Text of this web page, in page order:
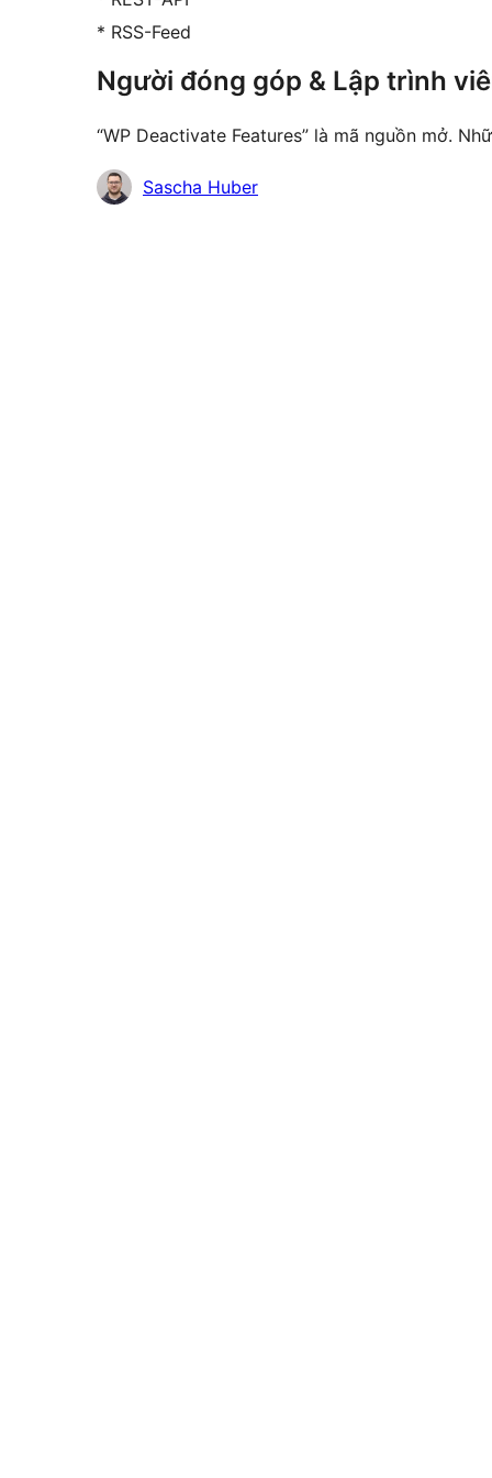
* RSS-Feed
Người đóng góp & Lập trình
“WP Deactivate Features” là mã nguồn mở.
NhữngSascha Huber